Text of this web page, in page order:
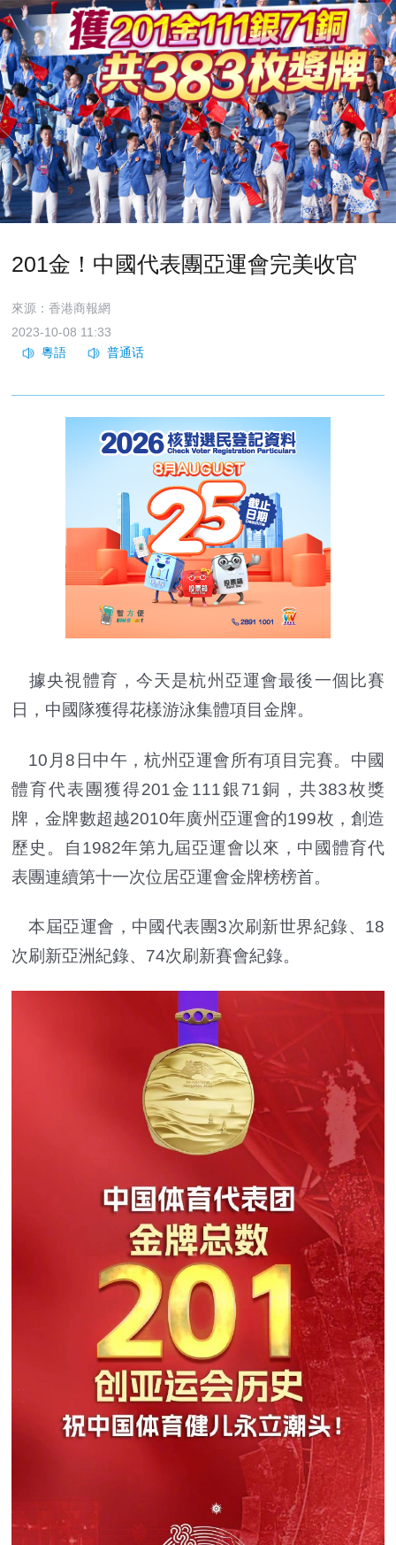
201金！中國代表團亞運會完美收官
來源：香港商報網
2023-10-08 11:33
據央視體育，今天是杭州亞運會最後一個比賽
日，中國隊獲得花樣游泳集體項目金牌。
10月8日中午，杭州亞運會所有項目完賽。中國
體育代表團獲得201金111銀71銅，共383枚獎
牌，金牌數超越2010年廣州亞運會的199枚，創造
歷史。自1982年第九屆亞運會以來，中國體育代
表團連續第十一次位居亞運會金牌榜榜首。
本屆亞運會，中國代表團3次刷新世界紀錄、18
次刷新亞洲紀錄、74次刷新賽會紀錄。